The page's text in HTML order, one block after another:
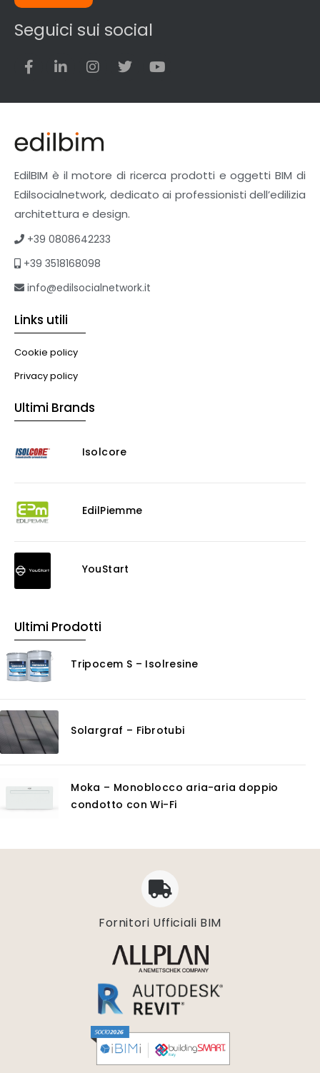
Seguici sui social
EdilBIM è il motore di ricerca prodotti e oggetti BIM di
Edilsocialnetwork, dedicato ai professionisti dell’edilizia
architettura e design.
+39 0808642233
+39 3518168098
info@edilsocialnetwork.it
Links utili
Cookie policy
Privacy policy
Ultimi Brands
Isolcore
EdilPiemme
YouStart
Ultimi Prodotti
Tripocem S – Isolresine
Solargraf – Fibrotubi
Moka – Monoblocco aria-aria doppio
condotto con Wi-Fi
Fornitori Ufficiali BIM